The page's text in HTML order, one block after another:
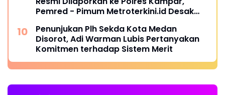
Pemred - Pimum Metroterkini.id Desak
Penunjukan Plh Sekda Kota Medan
Disorot, Adi Warman Lubis Pertanyakan
Komitmen terhadap Sistem Merit